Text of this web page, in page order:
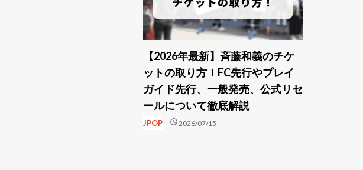
【2026年最新】斉藤和義のチケ
ットの取り方！FC先行やプレイ
ガイド先行、一般発売、公式リセ
ールについて徹底解説
JPOP schedule2026/07/15